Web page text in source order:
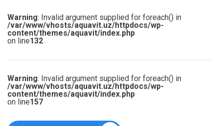
Warning: Invalid argument supplied for foreach() in
/var/www/vhosts/aquavit.uz/httpdocs/wp-
content/themes/aquavit/index.php
on line132
Warning: Invalid argument supplied for foreach() in
/var/www/vhosts/aquavit.uz/httpdocs/wp-
content/themes/aquavit/index.php
on line157